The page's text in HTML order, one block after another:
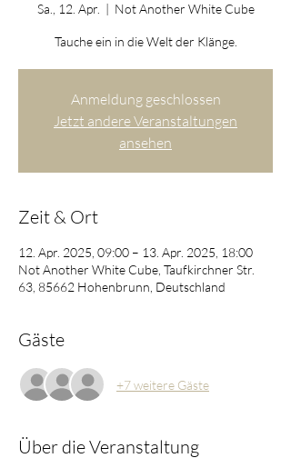
Sa., 12. Apr.
  |
Not Another White Cube
Tauche ein in die Welt der Klänge.
Anmeldung geschlossen
Jetzt andere Veranstaltungen
ansehen
Zeit & Ort
12. Apr. 2025, 09:00 – 13. Apr. 2025, 18:00
Not Another White Cube, Taufkirchner Str.
63, 85662 Hohenbrunn, Deutschland
Gäste
+7 weitere Gäste
Über die Veranstaltung